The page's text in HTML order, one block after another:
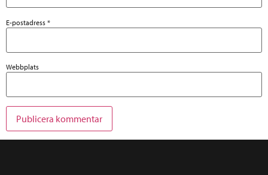
E-postadress *
Webbplats